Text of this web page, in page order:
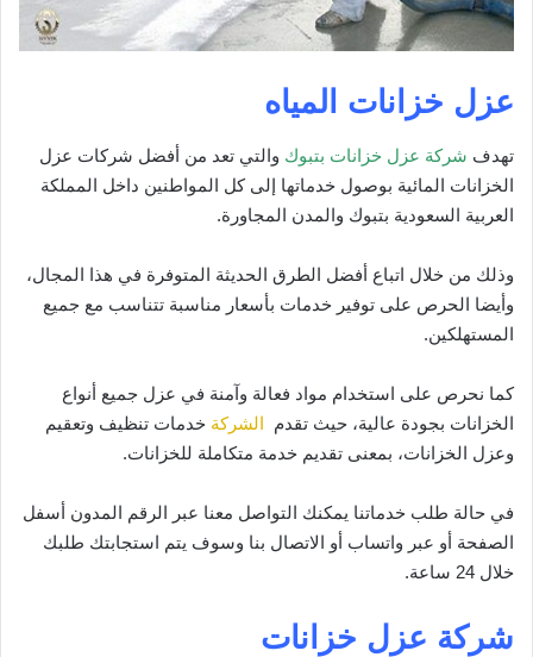
عزل خزانات المياه
تهدف شركة عزل خزانات بتبوك والتي تعد من أفضل شركات عزل
الخزانات المائية بوصول خدماتها إلى كل المواطنين داخل المملكة
العربية السعودية بتبوك والمدن المجاورة.
وذلك من خلال اتباع أفضل الطرق الحديثة المتوفرة في هذا المجال،
وأيضا الحرص على توفير خدمات بأسعار مناسبة تتناسب مع جميع
المستهلكين.
كما نحرص على استخدام مواد فعالة وآمنة في عزل جميع أنواع
الخزانات بجودة عالية، حيث تقدم الشركة خدمات تنظيف وتعقيم
وعزل الخزانات، بمعنى تقديم خدمة متكاملة للخزانات.
في حالة طلب خدماتنا يمكنك التواصل معنا عبر الرقم المدون أسفل
الصفحة أو عبر واتساب أو الاتصال بنا وسوف يتم استجابتك طلبك
خلال 24 ساعة.
شركة عزل خزانات